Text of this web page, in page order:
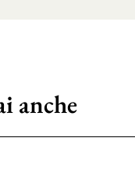
anche